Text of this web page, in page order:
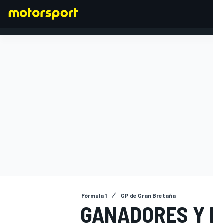
Fórmula 1 GP de Gran Bretaña
GANADORES Y